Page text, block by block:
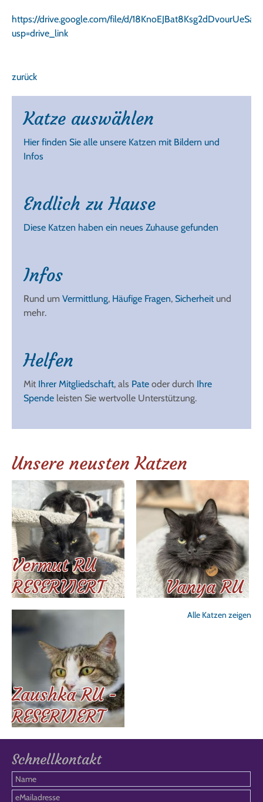
https://drive.google.com/file/d/
usp=drive_link
zurück
Katze auswählen
Hier finden Sie alle unsere Katzen mit Bildern und
Infos
Endlich zu Hause
Diese Katzen haben ein neues Zuhause gefunden
Infos
Rund um Vermittlung, Häufige Fragen, Sicherheitund
mehr.
Helfen
Mit Ihrer Mitgliedschaft, als Pate oder durch Ihre
Spende leisten Sie wertvolle Unterstützung.
Unsere neusten Katzen
Vermut RU
RESERVIERT
Vanya RU
Zaushka RU -
RESERVIERT
Alle Katzen zeigen
Schnellkontakt